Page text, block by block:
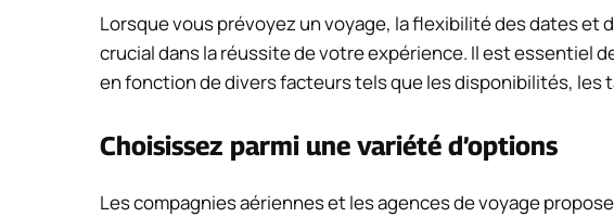
Lorsque vous prévoyez un voyage, la flexibilité des dates et
crucial dans la réussite de votre expérience. Il est essentiel
en fonction de divers facteurs tels que les disponibilités, les
Choisissez parmi une variété d’options
Les compagnies aériennes et les agences de voyage